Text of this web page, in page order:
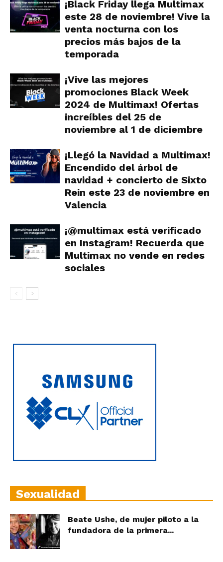
¡Black Friday llega Multimax
este 28 de noviembre! Vive la
venta nocturna con los
precios más bajos de la
temporada
¡Vive las mejores
promociones Black Week
2024 de Multimax! Ofertas
increíbles del 25 de
noviembre al 1 de diciembre
¡Llegó la Navidad a Multimax!
Encendido del árbol de
navidad + concierto de Sixto
Rein este 23 de noviembre en
Valencia
¡@multimax está verificado
en Instagram! Recuerda que
Multimax no vende en redes
sociales
Sexualidad
Beate Ushe, de mujer piloto a la
fundadora de la primera...